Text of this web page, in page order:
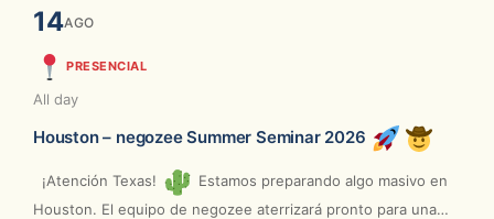
14AGO
PRESENCIAL
All day
Houston – negozee Summer Seminar 2026
¡Atención Texas!
Estamos preparando algo masivo en
Houston. El equipo de negozee aterrizará pronto para una